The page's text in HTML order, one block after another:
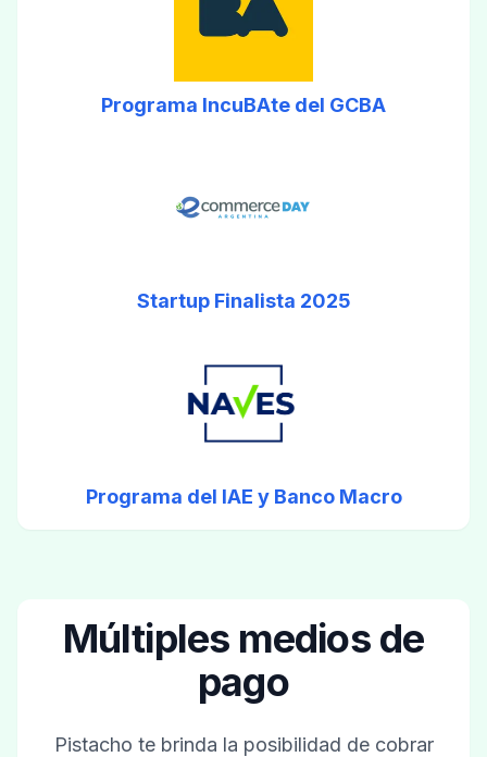
Programa IncuBAte del GCBA
Startup Finalista 2025
Programa del IAE y Banco Macro
Múltiples medios de
pago
Pistacho te brinda la posibilidad de cobrar